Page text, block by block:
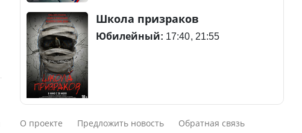
Казахстан возглавил
рейтинг благополучия
среди стран Центральной
Азии
Будут ли представлены
потерпел крушение в
Южной Корее, погибли
120 человек
Актау: Путин принес
Школа призраков
Юбилейный: 17:40 21:55
Смешарики сквозь вселенные
О проекте Предложить новость
Обратная связь